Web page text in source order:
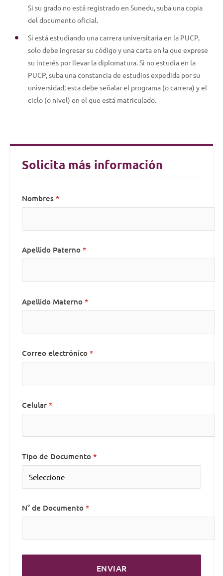
Si su grado no está registrado en Sunedu, suba una copia
del documento oficial.
Si está estudiando una carrera universitaria en la PUCP,
solo debe ingresar su código y una carta en la que exprese
su interés por llevar la diplomatura. Si no estudia en la
PUCP, suba una constancia de estudios expedida por su
universidad; esta debe señalar el programa (o carrera) y el
ciclo (o nivel) en el que está matriculado.
Solicita más información
Nombres
Apellido Paterno
Apellido Materno
Correo electrónico
Celular
Tipo de Documento
N° de Documento
ENVIAR